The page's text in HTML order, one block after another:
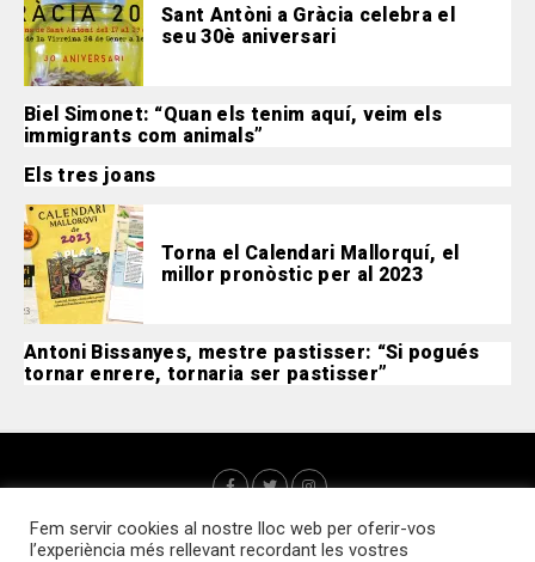
Sant Antòni a Gràcia celebra el
seu 30è aniversari
Biel Simonet: “Quan els tenim aquí, veim els
immigrants com animals”
Els tres joans
Torna el Calendari Mallorquí, el
millor pronòstic per al 2023
Antoni Bissanyes, mestre pastisser: “Si pogués
tornar enrere, tornaria ser pastisser”
Fem servir cookies al nostre lloc web per oferir-vos
l’experiència més rellevant recordant les vostres